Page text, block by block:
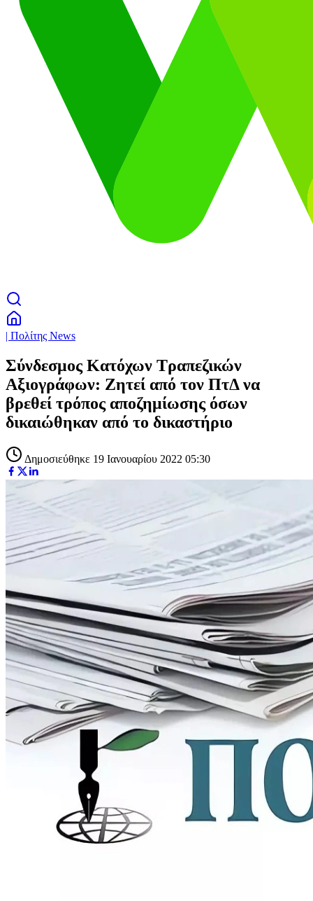
| Πολίτης News
Σύνδεσμος Κατόχων Τραπεζικών
Αξιογράφων: Ζητεί από τον ΠτΔ να
βρεθεί τρόπος αποζημίωσης όσων
δικαιώθηκαν από το δικαστήριο
Δημοσιεύθηκε 19 Ιανουαρίου 2022 05:30